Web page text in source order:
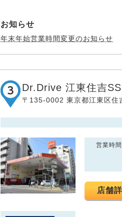
お知らせ
年末年始営業時間変更のお知らせ
Dr.Drive 江東住吉SS
〒135-0002 東京都江東区住
営業時間
店舗